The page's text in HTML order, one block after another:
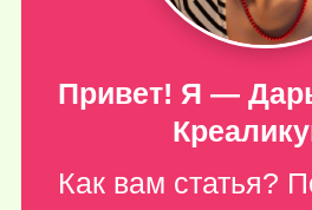
Привет! Я —
Как вам статья?